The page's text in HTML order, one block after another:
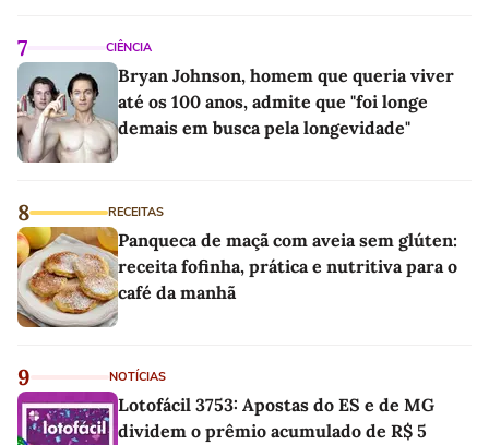
7 CIÊNCIA
Bryan Johnson, homem que queria viver
até os 100 anos, admite que "foi longe
demais em busca pela longevidade"
8 RECEITAS
Panqueca de maçã com aveia sem glúten:
receita fofinha, prática e nutritiva para o
café da manhã
9 NOTÍCIAS
Lotofácil 3753: Apostas do ES e de MG
dividem o prêmio acumulado de R$ 5